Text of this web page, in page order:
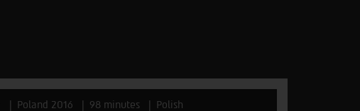
Poland 2016 98 minutes
Polish